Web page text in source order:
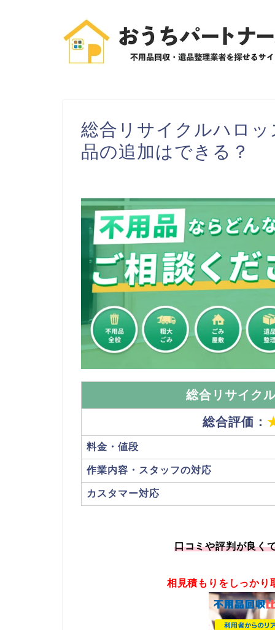
総合リサイクルハロ
品の追加はできる？
総合リサイク
総合評価：
料金・値段
作業内容・スタッフの対応
カスタマー対応
口コミや評判が良く
相見積もりをしっかり